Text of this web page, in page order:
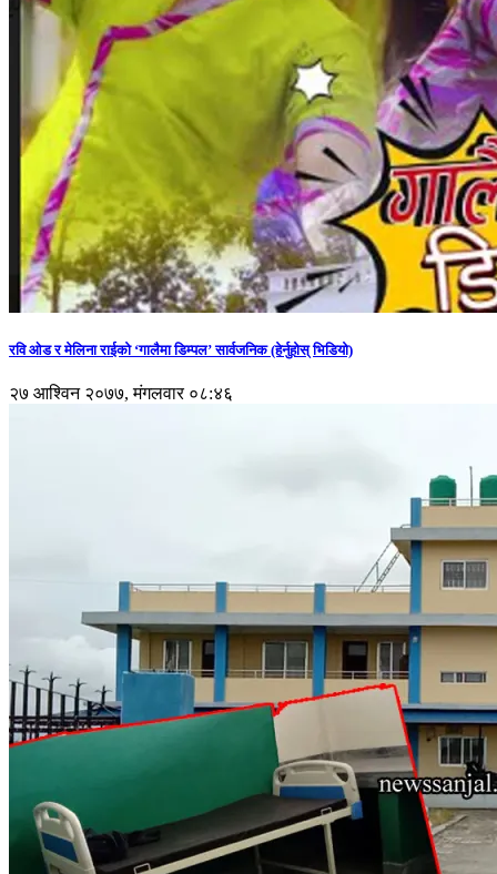
रवि ओड र मेलिना राईको ‘गालैमा डिम्पल’ सार्वजनिक (हेर्नुहोस् भिडियो)
२७ आश्विन २०७७, मंगलवार ०८:४६